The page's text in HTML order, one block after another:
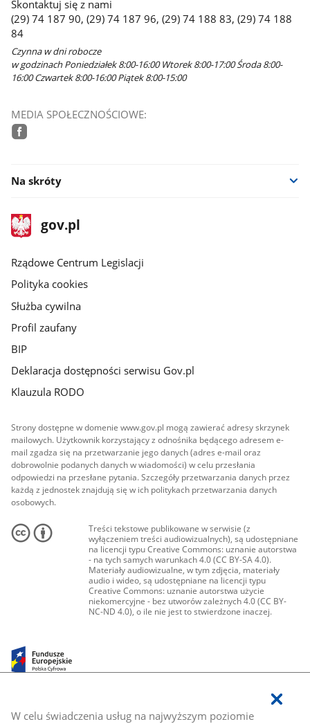
W celu świadczenia usług na najwyższym poziomie
Skontaktuj się z nami
(29) 74 187 90, (29) 74 187 96, (29) 74 188 83, (29) 74 188
84
Czynna w dni robocze
w godzinach Poniedziałek 8:00-16:00 Wtorek 8:00-17:00 Środa 8:00-
16:00 Czwartek 8:00-16:00 Piątek 8:00-15:00
MEDIA SPOŁECZNOŚCIOWE:
Na skróty
stopka
gov.plStrona
gov.pl
Rządowe Centrum Legislacji
Polityka cookies
Służba cywilna
Profil zaufany
BIP
Deklaracja dostępności serwisu Gov.pl
Klauzula RODO
Strony dostępne w domenie www.gov.pl mogą zawierać adresy skrzynek
mailowych. Użytkownik korzystający z odnośnika będącego adresem e-
mail zgadza się na przetwarzanie jego danych (adres e-mail oraz
dobrowolnie podanych danych w wiadomości) w celu przesłania
odpowiedzi na przesłane pytania. Szczegóły przetwarzania danych przez
każdą z jednostek znajdują się w ich politykach przetwarzania danych
osobowych.
Treści tekstowe publikowane w serwisie (z
wyłączeniem treści audiowizualnych), są udostępniane
na licencji typu Creative Commons: uznanie autorstwa
- na tych samych warunkach 4.0 (CC BY-SA 4.0).
Materiały audiowizualne, w tym zdjęcia, materiały
audio i wideo, są udostępniane na licencji typu
Creative Commons: uznanie autorstwa użycie
niekomercyjne - bez utworów zależnych 4.0 (CC BY-
NC-ND 4.0), o ile nie jest to stwierdzone inaczej.